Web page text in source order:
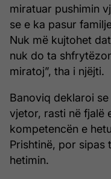
miratuar pushimin
se e ka pasur
Nuk më kujtohet
nuk do ta
miratoj”, tha i njëjti.
Banoviq deklaroi
vjetor, rasti në fjalë
kompetencën e
Prishtinë, por sipas
hetimin.